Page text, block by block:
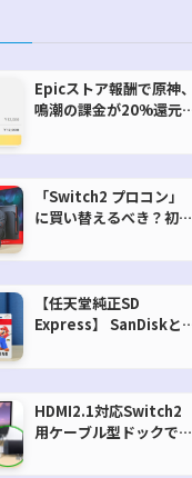
Epicストア報酬で原神、
鳴潮の課金が20%還元
「Switch2 プロコン」
に買い替えるべき？初代
【任天堂純正SD
Express】 SanDiskと
HDMI2.1対応Switch2
用ケーブル型ドックで省